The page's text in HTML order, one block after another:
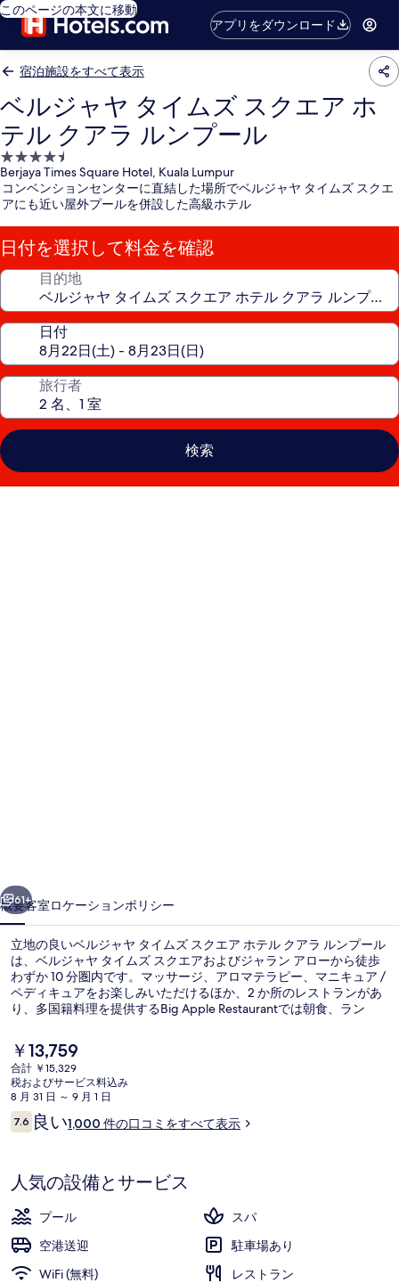
このページの本文に移動
アプリをダウンロード
宿泊施設をすべて表示
ベルジャヤ タイムズ スクエア ホ
テル クアラ ルンプール
4.5
つ
星
泊
施
設
Berjaya Times Square Hotel, Kuala Lumpur
コンベンションセンターに直結した場所でベルジャヤ タイムズ スクエ
アにも近い屋外プールを併設した高級ホテル
日付を選択して料金を確認
目的地
日付
旅行者
検索
ム
ズ
ス
ク
エ
ア
ホ
テ
ル
ア
ラ
ル
ン
61+
概要客室ロケーションポリシー
立地の良いベルジャヤ タイムズ スクエア ホテル クアラ ルンプール
は、ベルジャヤ タイムズ スクエアおよびジャラン アローから徒歩
わずか 10 分圏内です。マッサージ、アロマテラピー、マニキュア /
ペディキュアをお楽しみいただけるほか、2 か所のレストランがあ
り、多国籍料理を提供するBig Apple Restaurantでは朝食、ラン
その他設備には屋外プール、プールサイドバー、およびフィットネ
スセンターがあります。旅行者は親切なスタッフを高く評価してい
ます。周辺ではさまざまな公共交通機関を利用できます。すぐそば
には地下鉄インビ駅があり、地下鉄ハン トゥア駅までは 6 分です。
現
在
の
料
金
は
す
￥13,759
合計 ￥15,329
税およびサービス料込み
8 月 31 日 ～ 9 月 1 日
口
コ
7.610段階中7.6
良い1,000 件の口コミをすべて表示
人気の設備とサービス
プール
スパ
空港送迎
駐車場あり
WiFi (無料)
レストラン